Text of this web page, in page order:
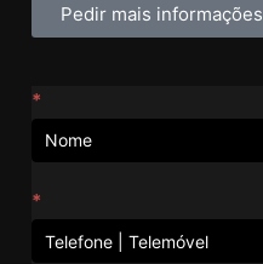
Pedir mais informações
Contactos
*
*